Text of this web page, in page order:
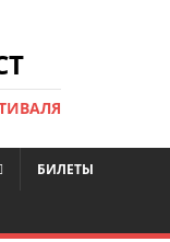
БИЛЕТЫ